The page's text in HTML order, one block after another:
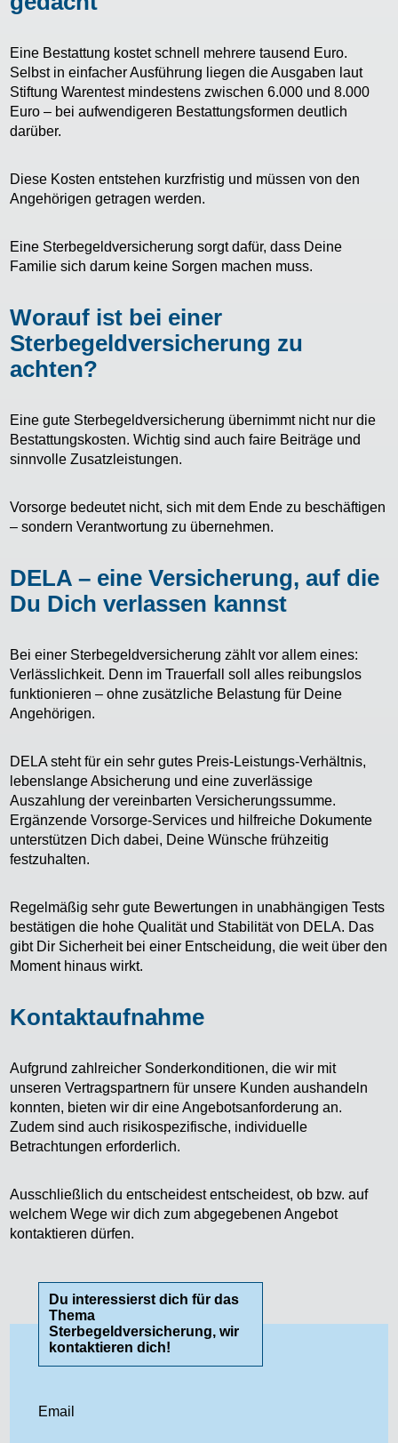
Eine Bestattung kostet schnell mehrere tausend Euro.
Selbst in einfacher Ausführung liegen die Ausgaben laut
Stiftung Warentest mindestens zwischen 6.000 und 8.000
Euro – bei aufwendigeren Bestattungsformen deutlich
darüber.
Diese Kosten entstehen kurzfristig und müssen von den
Angehörigen getragen werden.
Eine Sterbegeldversicherung sorgt dafür, dass Deine
Familie sich darum keine Sorgen machen muss.
Worauf ist bei einer
Sterbegeldversicherung zu
achten?
Eine gute Sterbegeldversicherung übernimmt nicht nur die
Bestattungskosten. Wichtig sind auch faire Beiträge und
sinnvolle Zusatzleistungen.
Vorsorge bedeutet nicht, sich mit dem Ende zu beschäftigen
– sondern Verantwortung zu übernehmen.
DELA – eine Versicherung, auf die
Du Dich verlassen kannst
Bei einer Sterbegeldversicherung zählt vor allem eines:
Verlässlichkeit. Denn im Trauerfall soll alles reibungslos
funktionieren – ohne zusätzliche Belastung für Deine
Angehörigen.
DELA steht für ein sehr gutes Preis-Leistungs-Verhältnis,
lebenslange Absicherung und eine zuverlässige
Auszahlung der vereinbarten Versicherungssumme.
Ergänzende Vorsorge-Services und hilfreiche Dokumente
unterstützen Dich dabei, Deine Wünsche frühzeitig
festzuhalten.
Regelmäßig sehr gute Bewertungen in unabhängigen Tests
bestätigen die hohe Qualität und Stabilität von DELA. Das
gibt Dir Sicherheit bei einer Entscheidung, die weit über den
Moment hinaus wirkt.
Kontaktaufnahme
Aufgrund zahlreicher Sonderkonditionen, die wir mit
unseren Vertragspartnern für unsere Kunden aushandeln
konnten, bieten wir dir eine Angebotsanforderung an.
Zudem sind auch risikospezifische, individuelle
Betrachtungen erforderlich.
Ausschließlich du entscheidest entscheidest, ob bzw. auf
welchem Wege wir dich zum abgegebenen Angebot
kontaktieren dürfen.
Du interessierst dich für das
Thema
Sterbegeldversicherung, wir
kontaktieren dich!
Email